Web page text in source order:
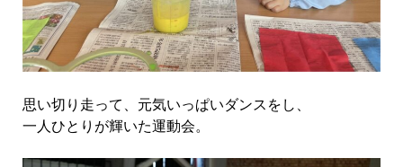
思い切り走って、元気いっぱいダンスをし、
一人ひとりが輝いた運動会。